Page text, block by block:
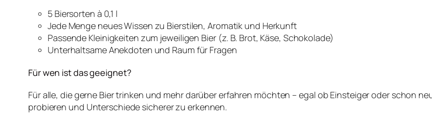
5 Biersorten à 0,1 l
Jede Menge neues Wissen zu Bierstilen, Aromatik und Herkunft
Passende Kleinigkeiten zum jeweiligen Bier (z. B. Brot, Käse, Schokolade)
Unterhaltsame Anekdoten und Raum für Fragen
Für wen ist das geeignet?
Für alle, die gerne Bier trinken und mehr darüber erfahren möchten – egal ob Einsteiger oder schon
probieren und Unterschiede sicherer zu erkennen.